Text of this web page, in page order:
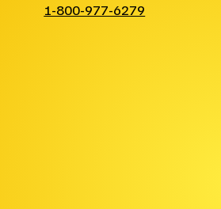
1-800-977-6279